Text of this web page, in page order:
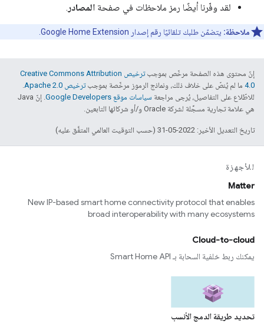
لقد وفّرنا أيضًا رمز ملاحظات في صفحة المصادر .
ملاحظة: يتضمّن طلبك تلقائيًا رقم إصدار Google Home Extension
إنّ محتوى هذه الصفحة مرخّص بموجب
ترخيص Creative Commons Attribution
4.0‏ ما لم يُنصّ على خلاف ذلك، ونماذج الرموز مرخّصة بموجبترخيص Apache 2.0‏
للاطّلاع على التفاصيل، يُرجى مراجعة سياسات موقع Google Developers‏
. إنّ Java
هي علامة تجارية مسجَّلة لشركة Oracle و/أو شركائها التابعين.
تاريخ التعديل الأخير: 2022-05-31 (حسب التوقيت العالمي المتفَّق عليه)
للأجهزة
Matter
New IP-based smart home connectivity protocol that enables
broad interoperability with many ecosystems
Cloud-to-cloud
يمكنك ربط خلفية السحابة بـ Smart Home API
تحديد طريقة الدمج الأنسب